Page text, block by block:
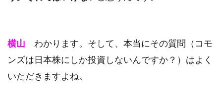
横山 わかります。そして、本当にその質問（コモ
ンズは日本株にしか投資しないんですか？）はよく
いただきますよね。